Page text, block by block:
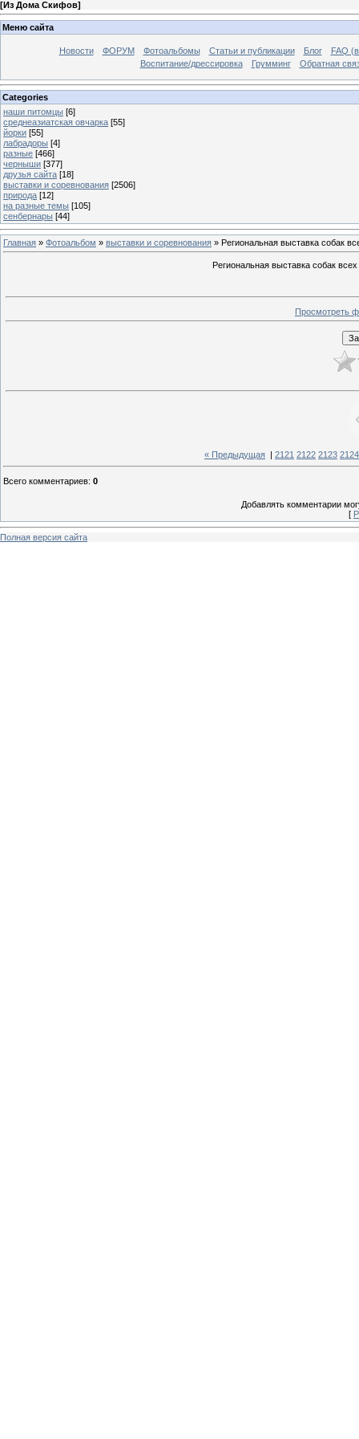
[Из Дома Скифов]
Меню сайта
Новости ФОРУМ Фотоальбомы Статьи и публикации Блог
FAQ
Воспитание/дрессировка
Грумминг Обратная
Categories
наши питомцы [6]
среднеазиатская овчарка [55]
йорки [55]
лабрадоры [4]
разные [466]
черныши [377]
друзья сайта [18]
выставки и соревнования [2506]
природа [12]
на разные темы [105]
сенбернары [44]
Главная » Фотоальбом » выставки и соревнования » Региональная выставка собак
Региональная выставка собак
Просмотреть
« Предыдущая | 2121 2122 2123 2124
Всего комментариев: 0
Добавлять комментарии
[
Полная версия сайта